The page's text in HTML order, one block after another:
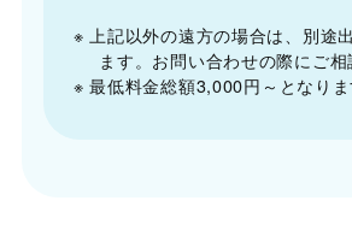
※ 上記以外の遠方の場合は、別途
ます。お問い合わせの際にご相
※ 最低料金総額3,000円～となりま